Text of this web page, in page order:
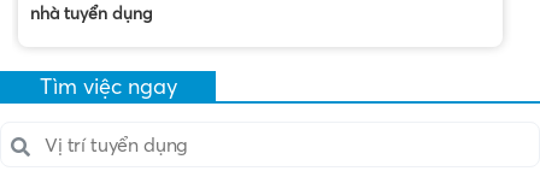
nhà tuyển dụng
Tìm việc ngay